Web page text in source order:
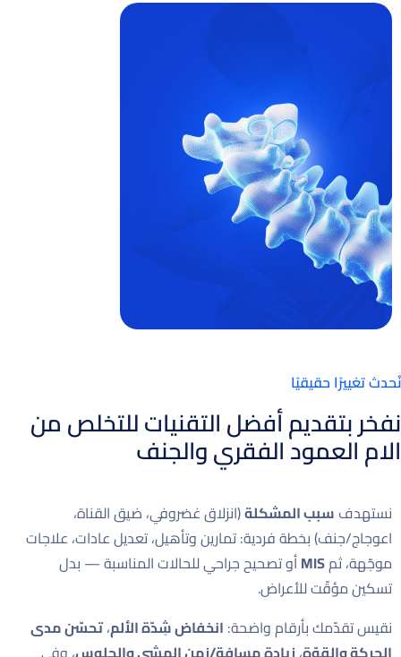
نُحدث تغييرًا حقيقيًا
نفخر بتقديم أفضل التقنيات للتخلص من
الام العمود الفقري والجنف
نستهدف سبب المشكلة(انزلاق غضروفي، ضيق القناة،
اعوجاج/جنف) بخطة فردية: تمارين وتأهيل، تعديل عادات، علاجات
موجّهة، ثمMISأو تصحيح جراحي للحالات المناسبة — بدل
تسكين مؤقّت للأعراض.
نقيس تقدّمك بأرقام واضحة: انخفاض شِدّة الألم،تحسّن مدى